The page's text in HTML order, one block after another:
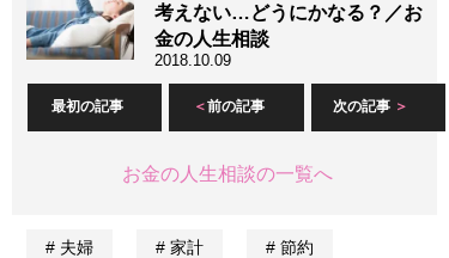
考えない…どうにかなる？／お
金の人生相談
2018.10.09
最初の記事 前の記事 次の記事
お金の人生相談の一覧へ
夫婦 家計 節約